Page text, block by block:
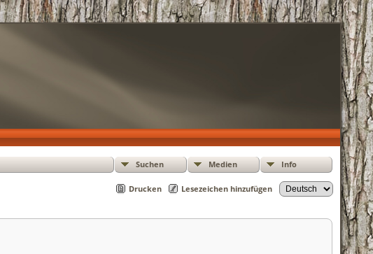
Suchen Medien Info
Drucken Lesezeichen hinzufügen